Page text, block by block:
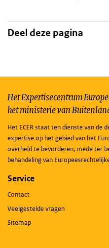
Deel deze pagina
Het Expertisecentrum
het ministerie van
Het ECER staat ten dienste van
expertise op het gebied van het
overheid te bevorderen, mede ter
behandeling van
Service
Contact
Veelgestelde vragen
Sitemap